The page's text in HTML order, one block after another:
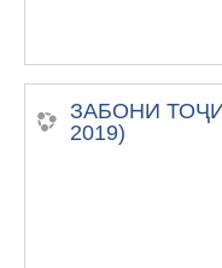
ЗАБОНИ
2019)